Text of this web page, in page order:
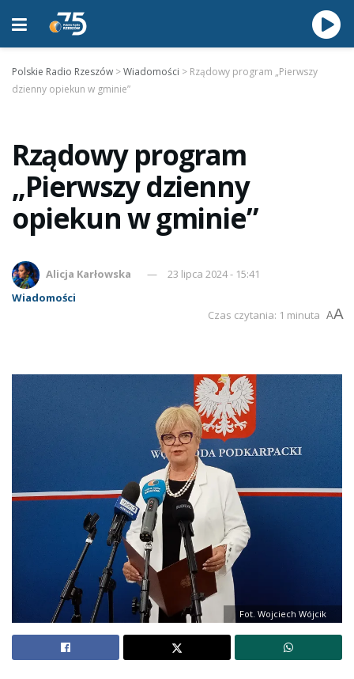
Polskie Radio Rzeszów >Wiadomości > Rządowy program „Pierwszy
dzienny opiekun w gminie”
Rządowy program
„Pierwszy dzienny
opiekun w gminie”
Alicja Karłowska
23 lipca 2024 - 15:41
Wiadomości
Czas czytania: 1 minuta AA
Fot. Wojciech Wójcik